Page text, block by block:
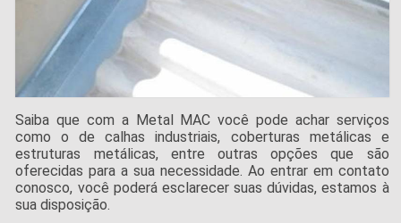
Saiba que com a Metal MAC você pode achar serviços
como o de calhas industriais, coberturas metálicas e
estruturas metálicas, entre outras opções que são
oferecidas para a sua necessidade. Ao entrar em contato
conosco, você poderá esclarecer suas dúvidas, estamos à
sua disposição.